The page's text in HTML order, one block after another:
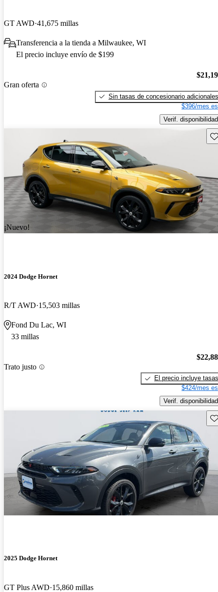
GT AWD 41,675 millas
Transferencia a la tienda a Milwaukee, WI
El precio incluye envío de $199
Gran oferta
Sin tasas de concesionario adicionales
$396/mes
Verif. disponibilidad
¡Nuevo!
2024 Dodge Hornet
R/T AWD 15,503 millas
Fond Du Lac, WI
33 millas
Trato justo
El precio incluye tasas
$424/mes
Verif. disponibilidad
2025 Dodge Hornet
GT Plus AWD 15,860 millas